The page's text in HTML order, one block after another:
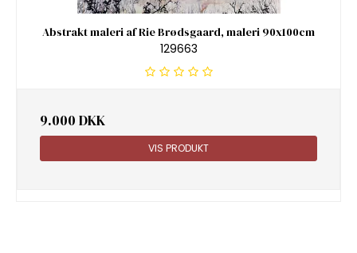
Abstrakt maleri af Rie Brødsgaard, maleri 90x100cm
129663
9.000 DKK
VIS PRODUKT